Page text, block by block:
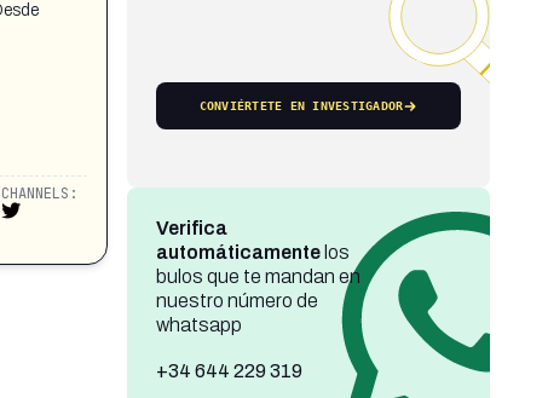
CHANNELS:
CONVIÉRTETE EN INVESTIGADOR
Verifica
automáticamentelos
bulos que te mandan en
nuestro número de
whatsapp
+34 644 229 319